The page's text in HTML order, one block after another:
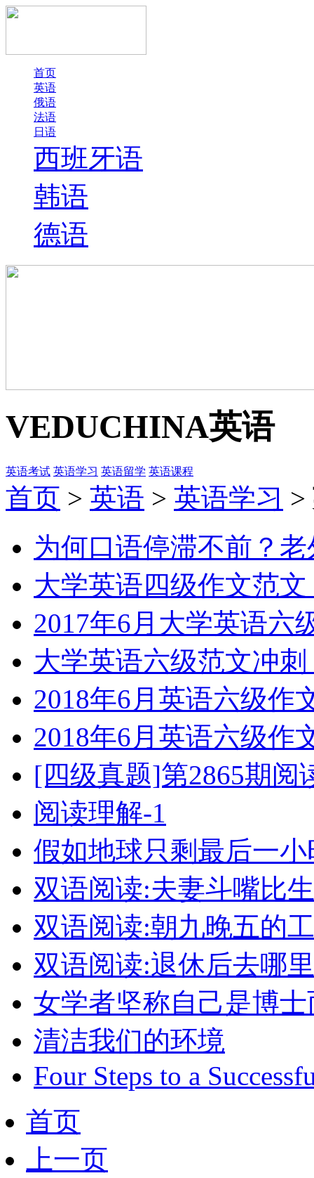
首页
英语
俄语
法语
日语
西班牙语
韩语
德语
VEDUCHINA英语
英语考试 英语学习 英语留学 英语课程
首页 > 英语 > 英语学习 >
为何口语停滞不前？
大学英语四级作文范
2017年6月大学英语六
大学英语六级范文冲
2018年6月英语六级作
2018年6月英语六级作
[四级真题]第2865期阅
阅读理解-1
假如地球只剩最后一小
双语阅读:夫妻斗嘴比
双语阅读:朝九晚五的
双语阅读:退休后去哪
女学者坚称自己是博
清洁我们的环境
Four Steps to a
首页
上一页